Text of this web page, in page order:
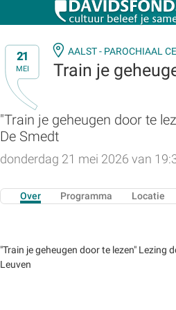
21
MEI
AALST - PAROCHIAAL
Train je
"Train je geheugen door te
De Smedt
donderdag 21 mei 2026 van
Over Programma Locatie
"Train je geheugen door te lezen" Lezing
Leuven
Zoek: